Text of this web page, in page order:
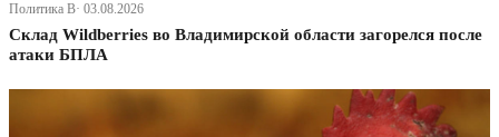
Политика В· 03.08.2026
Склад Wildberries во Владимирской области загорелся после
атаки БПЛА